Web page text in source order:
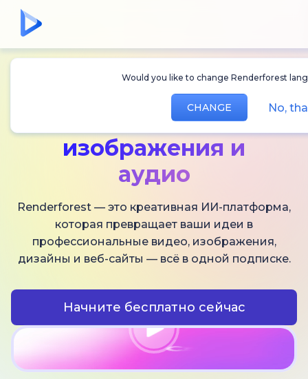
Would you like to change Renderforest
CHANGE No,
СоздавайтеИИ-
видео,
изображения и
аудио
Renderforest — это креативная ИИ-платформа,
которая превращает ваши идеи в
профессиональные видео, изображения,
дизайны и веб-сайты — всё в одной подписке.
Начните бесплатно сейчас